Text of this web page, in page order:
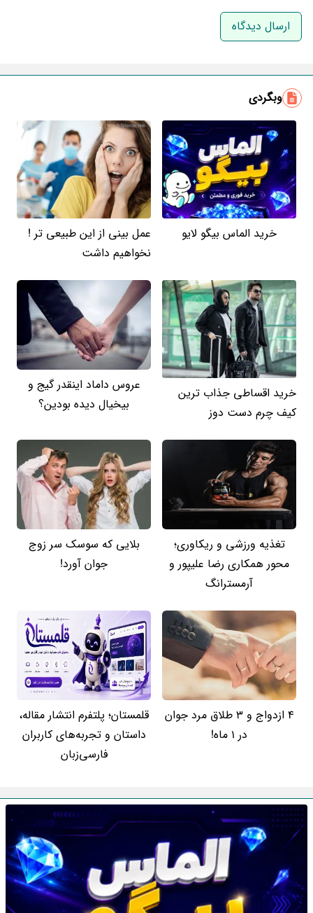
نام و نام خانوادگی
وبگردی
خرید الماس بیگو لایو
عمل بینی از این طبیعی تر !
نخواهیم داشت
خرید اقساطی جذاب ترین
کیف چرم دست دوز
عروس داماد اینقدر گیج و
بیخیال دیده بودین؟
تغذیه ورزشی و ریکاوری؛
محور همکاری رضا علیپور و
آرمسترانگ
بلایی که سوسک سر زوج
جوان آورد!
4 ازدواج و 3 طلاق مرد جوان
در 1 ماه!
قلمستان؛ پلتفرم انتشار مقاله،
داستان و تجربه‌های کاربران
فارسی‌زبان